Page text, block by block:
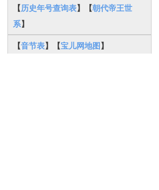
【历史年号查询表】【朝代帝王世
系】
【音节表】【宝儿网地图】